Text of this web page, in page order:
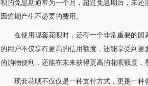
呗的免息期通常为一个月，超过免息期后，未
因逾期产生不必要的费用。
在使用现套花呗时，还有一个非常重要的
的用户不仅享有更高的信用额度，还能享受到
的购物便利，还能在未来获得更高的花呗额度，
现套花呗不仅仅是一种支付方式，更是一